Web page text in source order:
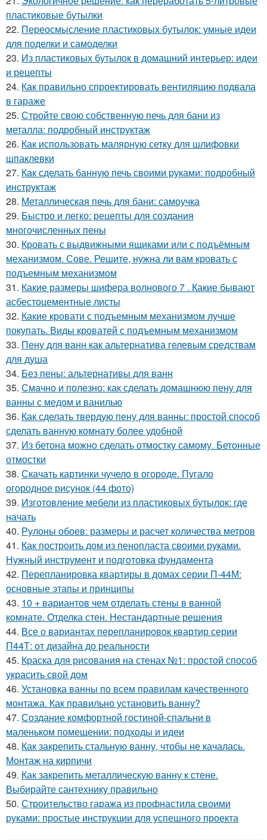
пластиковые бутылки
22. Переосмысление пластиковых бутылок: умные идеи
для поделки и самоделки
23. Из пластиковых бутылок в домашний интерьер: идеи
и рецепты
24. Как правильно спроектировать вентиляцию подвала
в гараже
25. Стройте свою собственную печь для бани из
металла: подробный инструктаж
26. Как использовать малярную сетку для шлифовки
шпаклевки
27. Как сделать банную печь своими руками: подробный
инструктаж
28. Металлическая печь для бани: самоучка
29. Быстро и легко: рецепты для создания
многочисленных пены
30. Кровать с выдвижными ящиками или с подъёмным
механизмом. Сове. Решите, нужна ли вам кровать с
подъемным механизмом
31. Какие размеры шифера волнового 7 . Какие бывают
асбестоцементные листы
32. Какие кровати с подъемным механизмом лучше
покупать. Виды кроватей с подъемным механизмом
33. Пену для ванн как альтернатива гелевым средствам
для душа
34. Без пены: альтернативы для ванн
35. Смачно и полезно: как сделать домашнюю пену для
ванны с медом и ванилью
36. Как сделать твердую пену для ванны: простой способ
сделать ванную комнату более удобной
37. Из бетона можно сделать отмостку самому. Бетонные
отмостки
38. Скачать картинки чучело в огороде. Пугало
огородное рисунок (44 фото)
39. Изготовление мебели из пластиковых бутылок: где
начать
40. Рулоны обоев: размеры и расчет количества метров
41. Как построить дом из пенопласта своими руками.
Нужный инструмент и подготовка фундамента
42. Перепланировка квартиры в домах серии П-44М:
основные этапы и принципы
43. 10 + вариантов чем отделать стены в ванной
комнате. Отделка стен. Нестандартные решения
44. Все о вариантах перепланировок квартир серии
П44Т: от дизайна до реальности
45. Краска для рисования на стенах №1: простой способ
украсить свой дом
46. Установка ванны по всем правилам качественного
монтажа. Как правильно установить ванну?
47. Создание комфортной гостиной-спальни в
маленьком помещении: подходы и идеи
48. Как закрепить стальную ванну, чтобы не качалась.
Монтаж на кирпичи
49. Как закрепить металлическую ванну к стене.
Выбирайте сантехнику правильно
50. Строительство гаража из профнастила своими
руками: простые инструкции для успешного проекта